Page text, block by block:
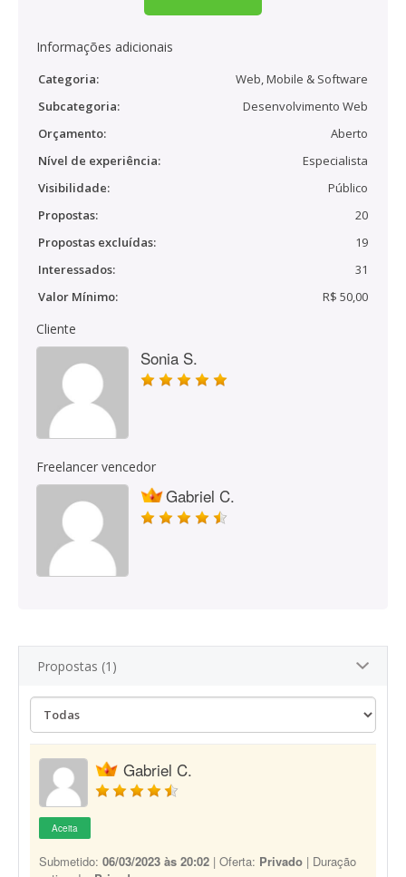
Informações adicionais
Categoria:
Web, Mobile & Software
Subcategoria:
Desenvolvimento Web
Orçamento:
Aberto
Nível de experiência:
Especialista
Visibilidade:
Público
Propostas:
20
Propostas excluídas:
19
Interessados:
31
Valor Mínimo:
R$ 50,00
Cliente
Sonia S.
Freelancer vencedor
Gabriel C.
Propostas (1)
Gabriel C.
Aceita
Submetido: 06/03/2023 às 20:02 | Oferta: Privado | Duração